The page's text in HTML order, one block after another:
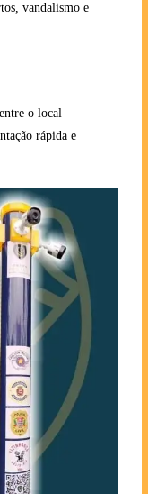
vandalismo e
o local
rápida e